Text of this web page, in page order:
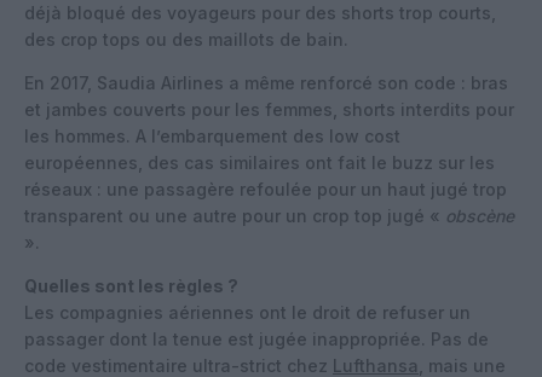
déjà bloqué des voyageurs pour des shorts trop courts,
des crop tops ou des maillots de bain.
En 2017, Saudia Airlines a même renforcé son code : bras
et jambes couverts pour les femmes, shorts interdits pour
les hommes. A l’embarquement des low cost
européennes, des cas similaires ont fait le buzz sur les
réseaux : une passagère refoulée pour un haut jugé trop
transparent ou une autre pour un crop top jugé « obscène
».
Quelles sont les règles ?
Les compagnies aériennes ont le droit de refuser un
passager dont la tenue est jugée inappropriée. Pas de
code vestimentaire ultra-strict chez Lufthansa
, mais une